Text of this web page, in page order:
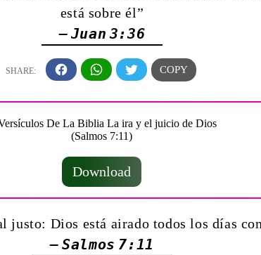
está sobre él”
— Juan 3:36
Download
justo: Dios está airado todos los días
— Salmos 7:11